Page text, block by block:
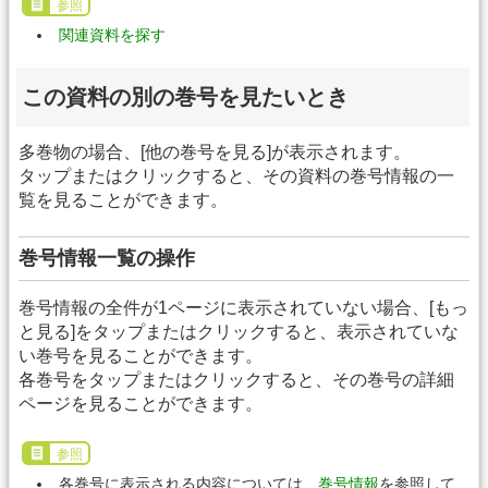
参照
関連資料を探す
この資料の別の巻号を見たいとき
多巻物の場合、[他の巻号を見る]が表示されます。
タップまたはクリックすると、その資料の巻号情報の一
覧を見ることができます。
巻号情報一覧の操作
巻号情報の全件が1ページに表示されていない場合、[もっ
と見る]をタップまたはクリックすると、表示されていな
い巻号を見ることができます。
各巻号をタップまたはクリックすると、その巻号の詳細
ページを見ることができます。
参照
各巻号に表示される内容については、 巻号情報を参照して